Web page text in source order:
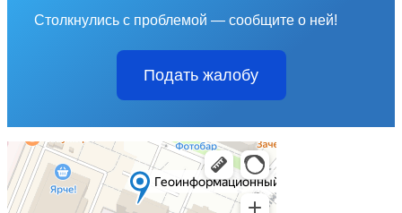
Столкнулись с проблемой — сообщите о ней!
Подать жалобу